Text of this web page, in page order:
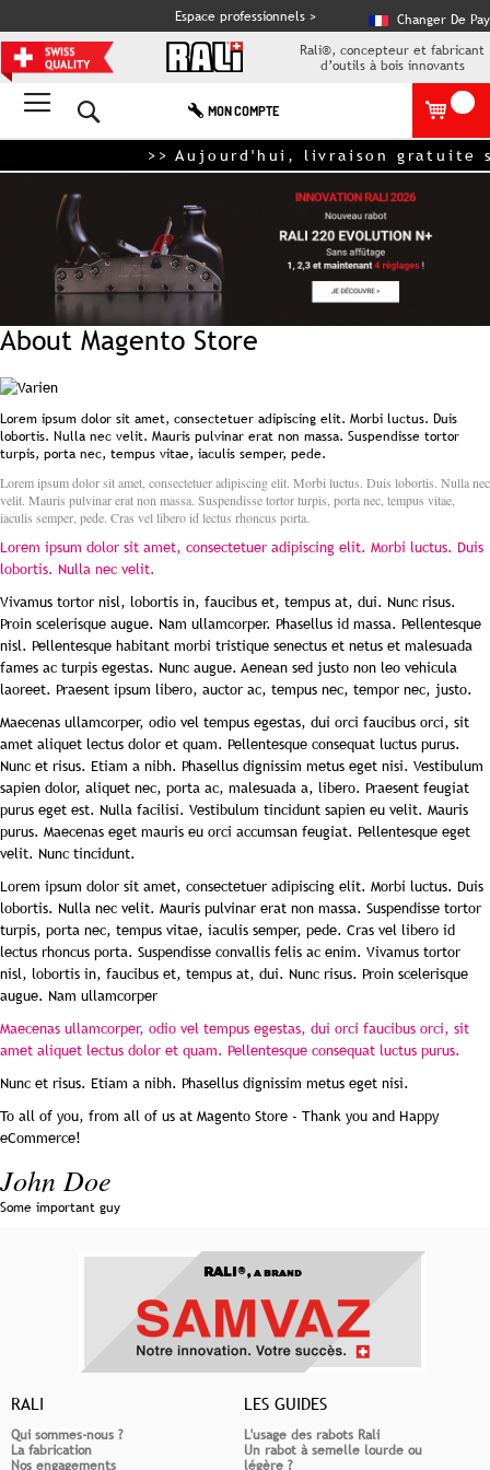
Espace professionnels >
Changer De
Rali®, concepteur et fabricant
d’outils à bois innovants
MON COMPTE
>> Aujourd'hui, livraison gratuite
About Magento Store
Lorem ipsum dolor sit amet, consectetuer adipiscing elit. Morbi luctus. Duis
lobortis. Nulla nec velit. Mauris pulvinar erat non massa. Suspendisse tortor
turpis, porta nec, tempus vitae, iaculis semper, pede.
Lorem ipsum dolor sit amet, consectetuer adipiscing elit. Morbi luctus. Duis lobortis. Nulla nec
velit. Mauris pulvinar erat non massa. Suspendisse tortor turpis, porta nec, tempus vitae,
iaculis semper, pede. Cras vel libero id lectus rhoncus porta.
Lorem ipsum dolor sit amet, consectetuer adipiscing elit. Morbi luctus. Duis
lobortis. Nulla nec velit.
Vivamus tortor nisl, lobortis in, faucibus et, tempus at, dui. Nunc risus.
Proin scelerisque augue. Nam ullamcorper. Phasellus id massa. Pellentesque
nisl. Pellentesque habitant morbi tristique senectus et netus et malesuada
fames ac turpis egestas. Nunc augue. Aenean sed justo non leo vehicula
laoreet. Praesent ipsum libero, auctor ac, tempus nec, tempor nec, justo.
Maecenas ullamcorper, odio vel tempus egestas, dui orci faucibus orci, sit
amet aliquet lectus dolor et quam. Pellentesque consequat luctus purus.
Nunc et risus. Etiam a nibh. Phasellus dignissim metus eget nisi. Vestibulum
sapien dolor, aliquet nec, porta ac, malesuada a, libero. Praesent feugiat
purus eget est. Nulla facilisi. Vestibulum tincidunt sapien eu velit. Mauris
purus. Maecenas eget mauris eu orci accumsan feugiat. Pellentesque eget
velit. Nunc tincidunt.
Lorem ipsum dolor sit amet, consectetuer adipiscing elit. Morbi luctus. Duis
lobortis. Nulla nec velit. Mauris pulvinar erat non massa. Suspendisse tortor
turpis, porta nec, tempus vitae, iaculis semper, pede. Cras vel libero id
lectus rhoncus porta. Suspendisse convallis felis ac enim. Vivamus tortor
nisl, lobortis in, faucibus et, tempus at, dui. Nunc risus. Proin scelerisque
augue. Nam ullamcorper
Maecenas ullamcorper, odio vel tempus egestas, dui orci faucibus orci, sit
amet aliquet lectus dolor et quam. Pellentesque consequat luctus purus.
Nunc et risus. Etiam a nibh. Phasellus dignissim metus eget nisi.
To all of you, from all of us at Magento Store - Thank you and Happy
eCommerce!
John Doe
Some important guy
RALI®,A BRAND
RALI
Qui sommes-nous ?
La fabrication
Nos engagements
LES GUIDES
L'usage des rabots Rali
Un rabot à semelle lourde ou
légère ?